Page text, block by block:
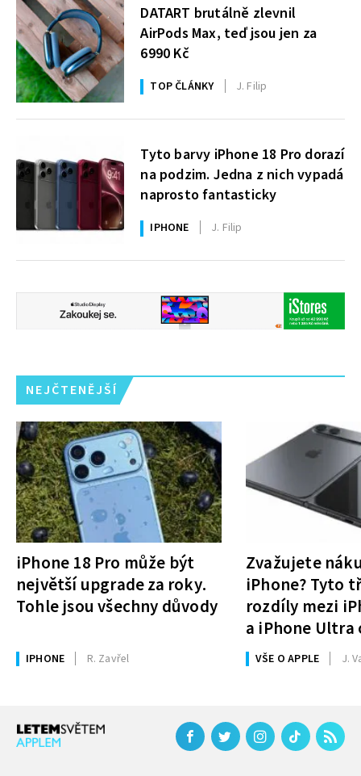
DATART brutálně zlevnil
AirPods Max, teď jsou jen za
6990 Kč
TOP ČLÁNKY J. Filip
Tyto barvy iPhone 18 Pro dorazí
na podzim. Jedna z nich vypadá
naprosto fantasticky
IPHONE J. Filip
NEJČTENĚJŠÍ
iPhone 18 Pro může být
největší upgrade za roky.
Tohle jsou všechny důvody
IPHONE R. Zavřel
Zvažujete
iPhone? Tyto
rozdíly mezi
a iPhone Ultra
rozhodnutí
VŠE O APPLE J.